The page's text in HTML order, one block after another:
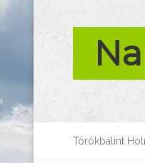
Törökbálint